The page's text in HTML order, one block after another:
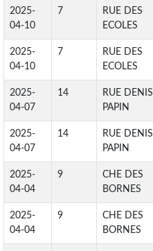
2025-
04-10
7
RUE DES
ECOLES
2025-
04-10
7
RUE DES
ECOLES
2025-
04-07
14
RUE DENIS
PAPIN
2025-
04-07
14
RUE DENIS
PAPIN
2025-
04-04
9
CHE DES
BORNES
2025-
04-04
9
CHE DES
BORNES